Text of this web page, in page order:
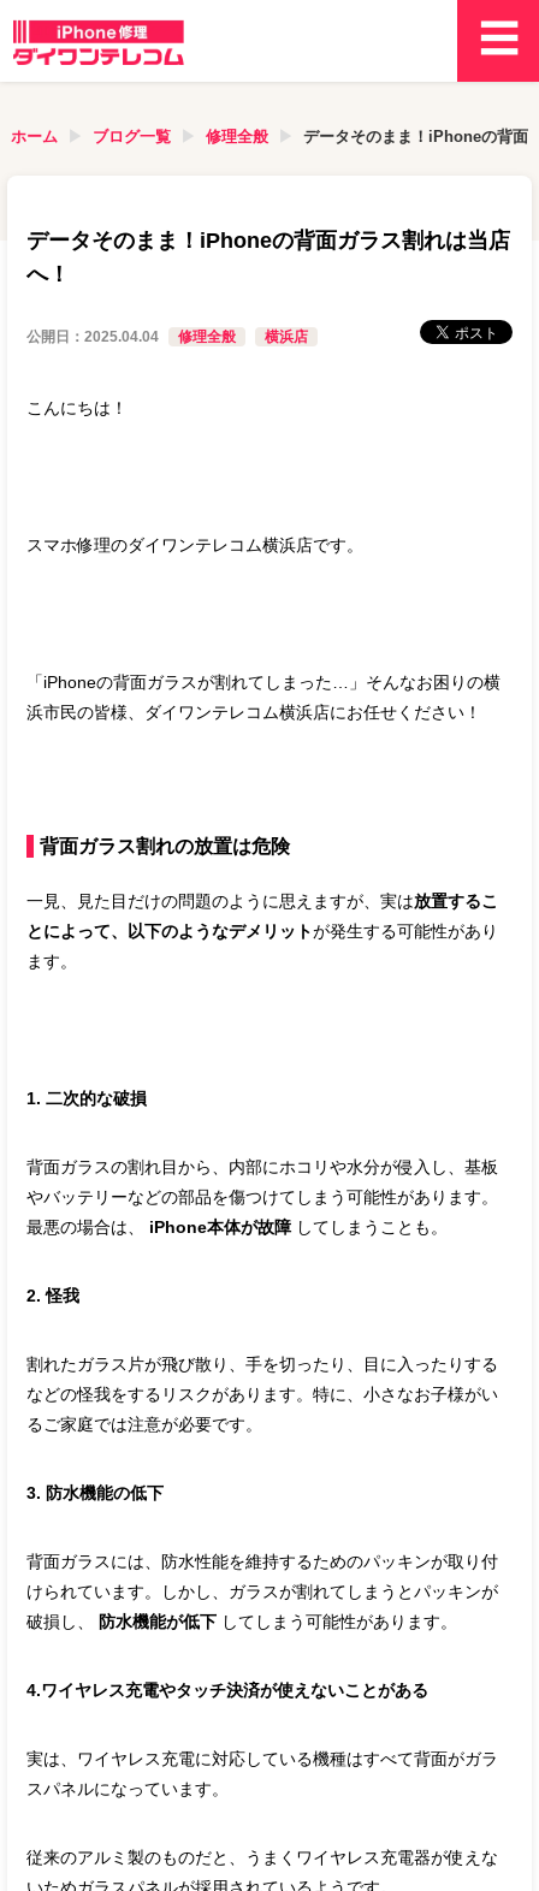
ホーム ブログ一覧 修理全般 データそのまま！iPhoneの背面
データそのまま！iPhoneの背面ガラス割れは当店
へ！
公開日：2025.04.04 修理全般 横浜店
こんにちは！
スマホ修理のダイワンテレコム横浜店です。
「iPhoneの背面ガラスが割れてしまった…」そんなお困りの横
浜市民の皆様、ダイワンテレコム横浜店にお任せください！
背面ガラス割れの放置は危険
一見、見た目だけの問題のように思えますが、実は放置するこ
とによって、以下のようなデメリットが発生する可能性があり
ます。
1. 二次的な破損
背面ガラスの割れ目から、内部にホコリや水分が侵入し、基板
やバッテリーなどの部品を傷つけてしまう可能性があります。
最悪の場合は、 iPhone本体が故障 してしまうことも。
2. 怪我
割れたガラス片が飛び散り、手を切ったり、目に入ったりする
などの怪我をするリスクがあります。特に、小さなお子様がい
るご家庭では注意が必要です。
3. 防水機能の低下
背面ガラスには、防水性能を維持するためのパッキンが取り付
けられています。しかし、ガラスが割れてしまうとパッキンが
破損し、 防水機能が低下 してしまう可能性があります。
4.ワイヤレス充電やタッチ決済が使えないことがある
実は、ワイヤレス充電に対応している機種はすべて背面がガラ
スパネルになっています。
従来のアルミ製のものだと、うまくワイヤレス充電器が使えな